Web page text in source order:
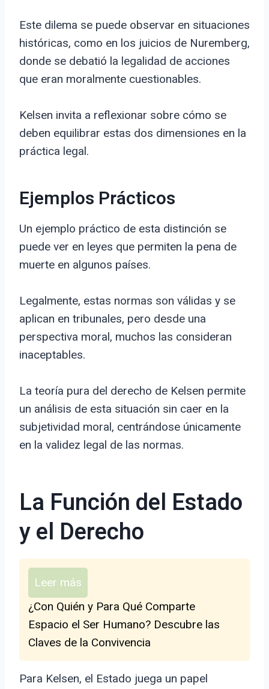
Este dilema se puede observar en situaciones
históricas, como en los juicios de Nuremberg,
donde se debatió la legalidad de acciones
que eran moralmente cuestionables.
Kelsen invita a reflexionar sobre cómo se
deben equilibrar estas dos dimensiones en la
práctica legal.
Ejemplos Prácticos
Un ejemplo práctico de esta distinción se
puede ver en leyes que permiten la pena de
muerte en algunos países.
Legalmente, estas normas son válidas y se
aplican en tribunales, pero desde una
perspectiva moral, muchos las consideran
inaceptables.
La teoría pura del derecho de Kelsen permite
un análisis de esta situación sin caer en la
subjetividad moral, centrándose únicamente
en la validez legal de las normas.
La Función del Estado
y el Derecho
Leer más
¿Con Quién y Para Qué Comparte
Espacio el Ser Humano? Descubre las
Claves de la Convivencia
Para Kelsen, el Estado juega un papel